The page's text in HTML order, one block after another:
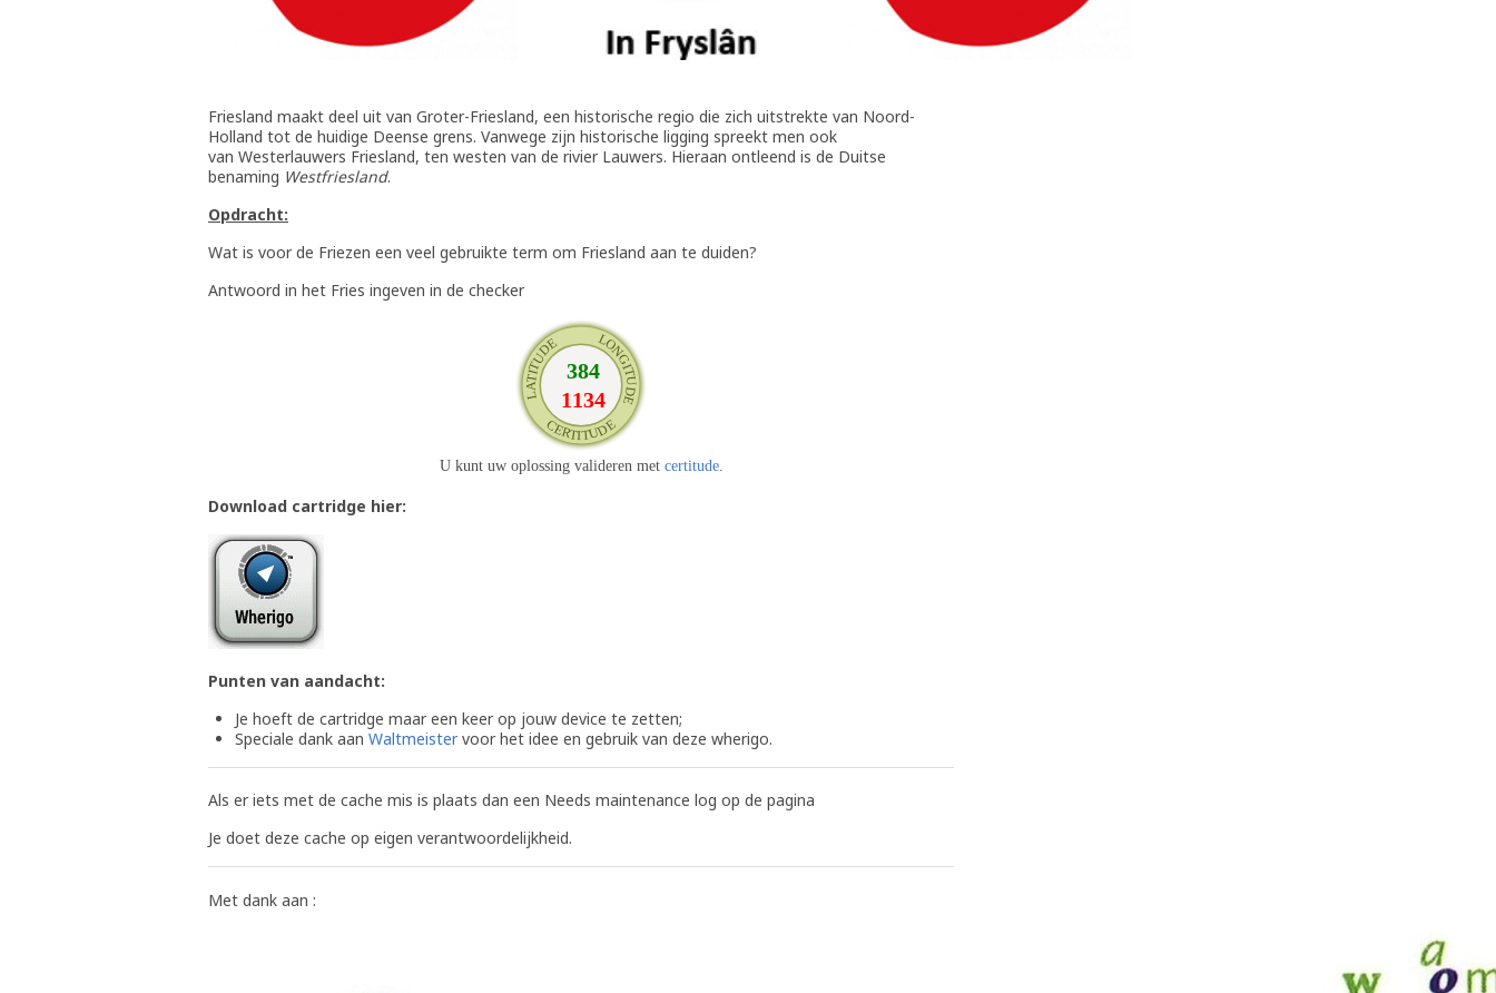
Friesland maakt deel uit van Groter-Friesland, een historische regio die zich uitstrekte van Noord-
Holland tot de huidige Deense grens. Vanwege zijn historische ligging spreekt men ook
van Westerlauwers Friesland, ten westen van de rivier Lauwers. Hieraan ontleend is de Duitse
benaming Westfriesland.
Opdracht:
Wat is voor de Friezen een veel gebruikte term om Friesland aan te duiden?
Antwoord in het Fries ingeven in de checker
U kunt uw oplossing valideren met certitude.
Download cartridge hier:
Punten van aandacht:
Je hoeft de cartridge maar een keer op jouw device te zetten;
Speciale dank aan Waltmeistervoor het idee en gebruik van deze wherigo.
Als er iets met de cache mis is plaats dan een Needs maintenance log op de pagina
Je doet deze cache op eigen verantwoordelijkheid.
Met dank aan :